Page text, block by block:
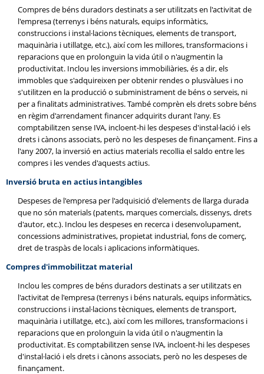
Compres de béns duradors destinats a ser utilitzats en l'activitat de
l'empresa (terrenys i béns naturals, equips informàtics,
construccions i instal·lacions tècniques, elements de transport,
maquinària i utillatge, etc.), així com les millores, transformacions i
reparacions que en prolonguin la vida útil o n'augmentin la
productivitat. Inclou les inversions immobiliàries, és a dir, els
immobles que s'adquireixen per obtenir rendes o plusvàlues i no
s'utilitzen en la producció o subministrament de béns o serveis, ni
per a finalitats administratives. També comprèn els drets sobre béns
en règim d'arrendament financer adquirits durant l'any. Es
comptabilitzen sense IVA, incloent-hi les despeses d'instal·lació i els
drets i cànons associats, però no les despeses de finançament. Fins a
l'any 2007, la inversió en actius materials recollia el saldo entre les
compres i les vendes d'aquests actius.
Inversió bruta en actius intangibles
Despeses de l'empresa per l'adquisició d'elements de llarga durada
que no són materials (patents, marques comercials, dissenys, drets
d'autor, etc.). Inclou les despeses en recerca i desenvolupament,
concessions administratives, propietat industrial, fons de comerç,
dret de traspàs de locals i aplicacions informàtiques.
Compres d'immobilitzat material
Inclou les compres de béns duradors destinats a ser utilitzats en
l'activitat de l'empresa (terrenys i béns naturals, equips informàtics,
construccions i instal·lacions tècniques, elements de transport,
maquinària i utillatge, etc.), així com les millores, transformacions i
reparacions que en prolonguin la vida útil o n'augmentin la
productivitat. Es comptabilitzen sense IVA, incloent-hi les despeses
d'instal·lació i els drets i cànons associats, però no les despeses de
finançament.